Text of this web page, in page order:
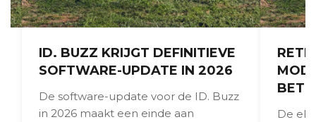
ID. BUZZ KRIJGT DEFINITIEVE
SOFTWARE-UPDATE IN 2026
De software-update voor de ID. Buzz
in 2026 maakt een einde aan
De